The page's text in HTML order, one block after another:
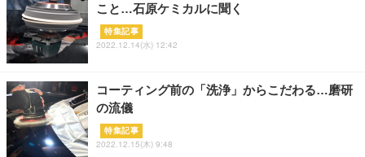
こと…石原ケミカルに聞く
特集記事
2022.12.14(水) 12:42
コーティング前の「洗浄」からこだわる…磨研
の流儀
特集記事
2022.12.15(木) 9:48